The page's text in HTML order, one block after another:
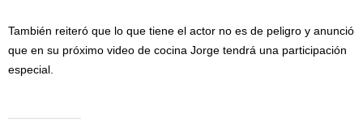
También reiteró que lo que tiene el actor no es de peligro y anunció
que en su próximo video de cocina Jorge tendrá una participación
especial.